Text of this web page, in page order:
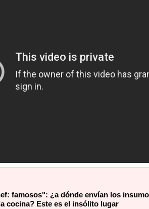
famosos": ¿a dónde envían los
cocina? Este es el insólito lugar